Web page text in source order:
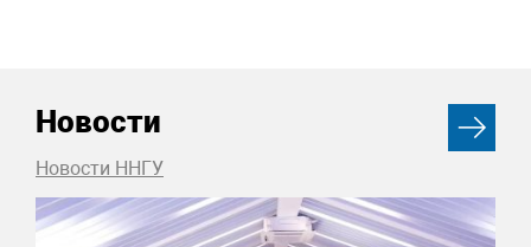
Новости
Новости ННГУ